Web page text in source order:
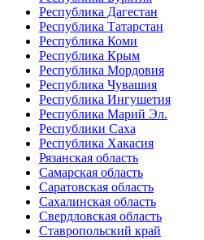
Республика Дагестан
Республика Татарстан
Республика Коми
Республика Крым
Республика Мордовия
Республика Чувашия
Республика Ингушетия
Республика Марий Эл.
Республики Саха
Республика Хакасия
Рязанская область
Самарская область
Саратовская область
Сахалинская область
Свердловская область
Ставропольский край